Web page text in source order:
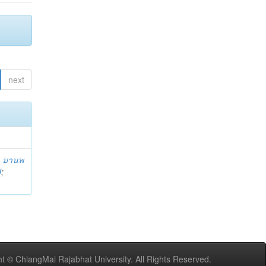
next
มานพ
;
© ChiangMai Rajabhat University. All Rights Reserved.